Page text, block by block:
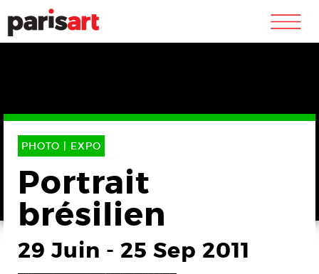
m
PHOTO | EXPO
Portrait
brésilien
29 Juin - 25 Sep 2011